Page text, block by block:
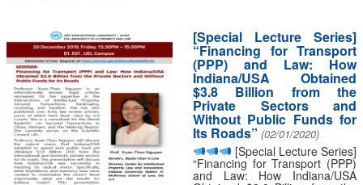
[Special Lecture Series]
“Financing for Transport
(PPP) and Law: How
Indiana/USA Obtained
$3.8 Billion from the
Private Sectors and
Without Public Funds for
Its Roads” (02/01/2020)
[Special Lecture Series]
“Financing for Transport (PPP)
and Law: How Indiana/USA